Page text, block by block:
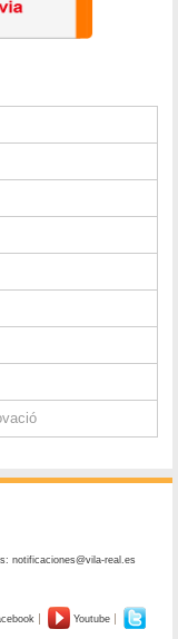
notificaciones@vila-real.es
Youtube